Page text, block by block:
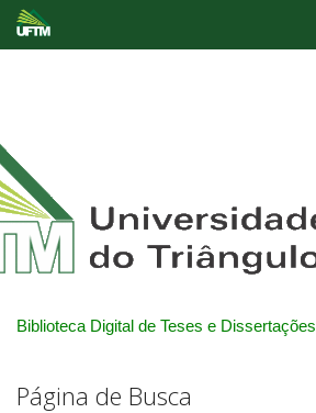
Biblioteca Digital de Teses e Dissertações
Página de Busca